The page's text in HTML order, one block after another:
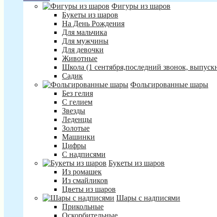
Фигуры из шаров
Букеты из шаров
На День Рождения
Для мальчика
Для мужчины
Для девочки
Животные
Школа (1 сентября,последний звонок,
Садик
Фольгированные шары
Без гелия
С гелием
Звезды
Леденцы
Золотые
Машинки
Цифры
С надписями
Букеты из шаров
Из ромашек
Из смайликов
Цветы из шаров
Шары с надписями
Прикольные
Оскорбительные